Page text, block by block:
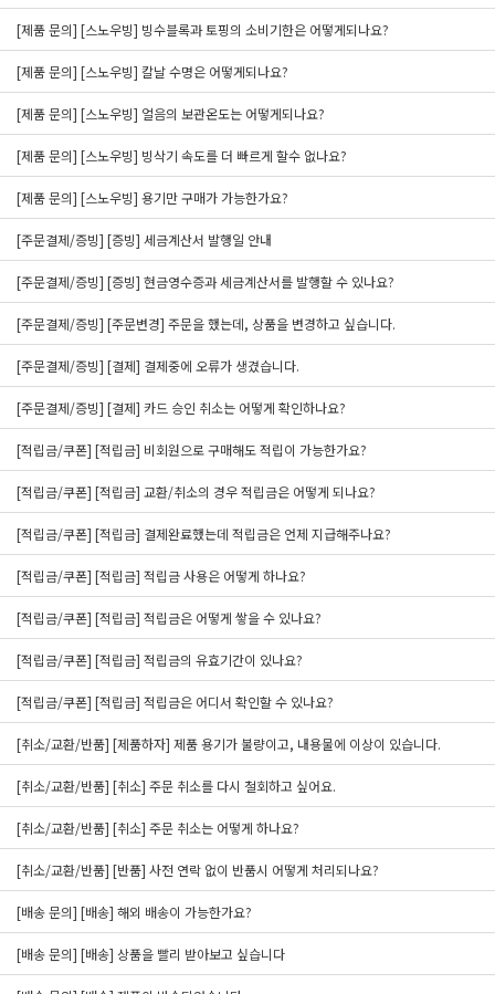
[제품 문의] [스노우빙] 빙수블록과 토핑의 소비기한은 어떻게되나요?
[제품 문의] [스노우빙] 칼날 수명은 어떻게되나요?
[제품 문의] [스노우빙] 얼음의 보관온도는 어떻게되나요?
[제품 문의] [스노우빙] 빙삭기 속도를 더 빠르게 할수 없나요?
[제품 문의] [스노우빙] 용기만 구매가 가능한가요?
[주문결제/증빙] [증빙] 세금계산서 발행일 안내
[주문결제/증빙] [증빙] 현금영수증과 세금계산서를 발행할 수 있나요?
[주문결제/증빙] [주문변경] 주문을 했는데, 상품을 변경하고 싶습니다.
[주문결제/증빙] [결제] 결제중에 오류가 생겼습니다.
[주문결제/증빙] [결제] 카드 승인 취소는 어떻게 확인하나요?
[적립금/쿠폰] [적립금] 비회원으로 구매해도 적립이 가능한가요?
[적립금/쿠폰] [적립금] 교환/취소의 경우 적립금은 어떻게 되나요?
[적립금/쿠폰] [적립금] 결제완료했는데 적립금은 언제 지급해주나요?
[적립금/쿠폰] [적립금] 적립금 사용은 어떻게 하나요?
[적립금/쿠폰] [적립금] 적립금은 어떻게 쌓을 수 있나요?
[적립금/쿠폰] [적립금] 적립금의 유효기간이 있나요?
[적립금/쿠폰] [적립금] 적립금은 어디서 확인할 수 있나요?
[취소/교환/반품] [제품하자] 제품 용기가 불량이고, 내용물에 이상이 있습니다.
[취소/교환/반품] [취소] 주문 취소를 다시 철회하고 싶어요.
[취소/교환/반품] [취소] 주문 취소는 어떻게 하나요?
[취소/교환/반품] [반품] 사전 연락 없이 반품시 어떻게 처리되나요?
[배송 문의] [배송] 해외 배송이 가능한가요?
[배송 문의] [배송] 상품을 빨리 받아보고 싶습니다